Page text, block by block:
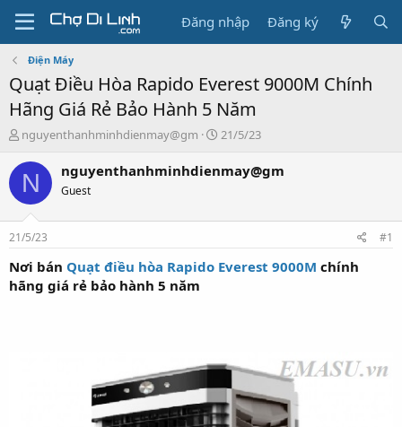
Đăng nhập Đăng ký
Điện Máy
Quạt Điều Hòa Rapido Everest 9000M Chính
Hãng Giá Rẻ Bảo Hành 5 Năm
T
r
e
a
s
t
a
r
t
nguyenthanhminhdienmay@gm
N
à
21/5/23
N nguyenthanhminhdienmay@gm
Guest
21/5/23 #1
Nơi bán Quạt điều hòa Rapido Everest 9000M chính
hãng giá rẻ bảo hành 5 năm